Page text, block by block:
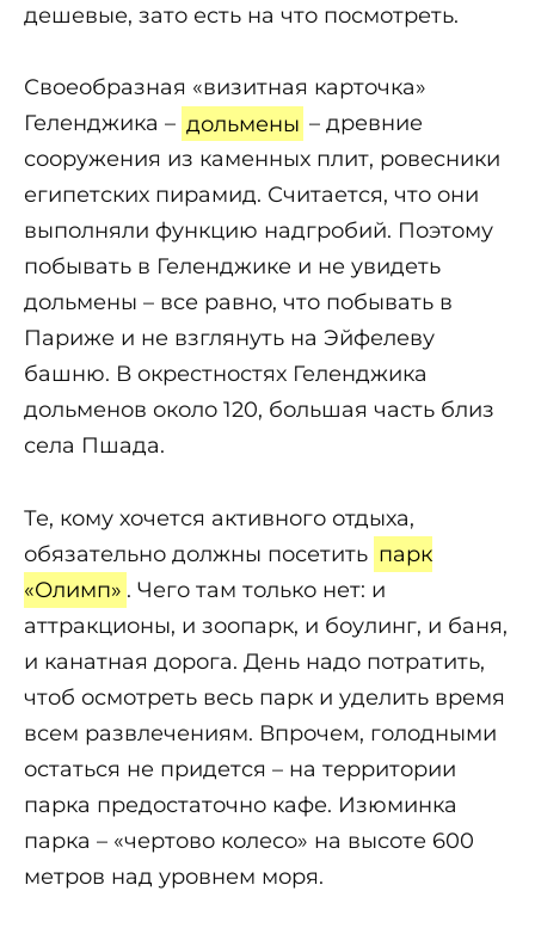
дешевые, зато есть на что посмотреть.
Своеобразная «визитная карточка»
Геленджика – дольмены – древние
сооружения из каменных плит, ровесники
египетских пирамид. Считается, что они
выполняли функцию надгробий. Поэтому
побывать в Геленджике и не увидеть
дольмены – все равно, что побывать в
Париже и не взглянуть на Эйфелеву
башню. В окрестностях Геленджика
дольменов около 120, большая часть близ
села Пшада.
Те, кому хочется активного отдыха,
обязательно должны посетить парк
«Олимп» . Чего там только нет: и
аттракционы, и зоопарк, и боулинг, и баня,
и канатная дорога. День надо потратить,
чтоб осмотреть весь парк и уделить время
всем развлечениям. Впрочем, голодными
остаться не придется – на территории
парка предостаточно кафе. Изюминка
парка – «чертово колесо» на высоте 600
метров над уровнем моря.